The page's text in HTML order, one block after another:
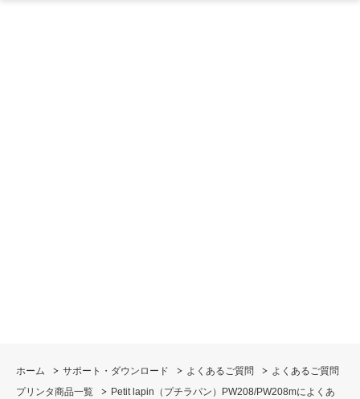
ホーム サポート・ダウンロード よくあるご質問
よくあるご質問
プリンタ商品一覧
Petit lapin（プチラパン）PW208/PW208mによくあ